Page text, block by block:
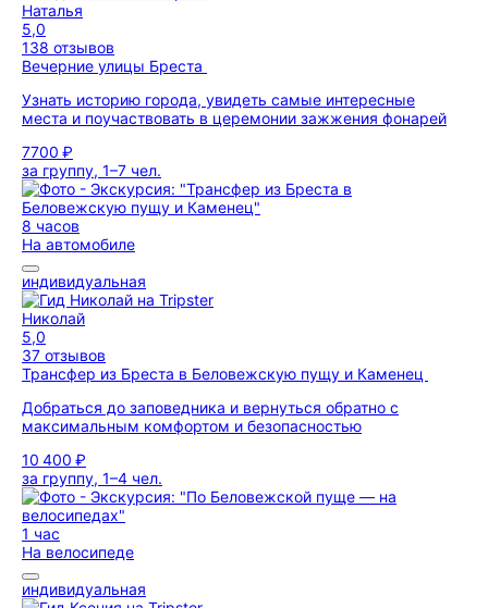
Наталья
5,0
138 отзывов
Вечерние улицы Бреста
Узнать историю города, увидеть самые интересные
места и поучаствовать в церемонии зажжения фонарей
7700 ₽
за группу, 1–7 чел.
8 часов
На автомобиле
индивидуальная
Николай
5,0
37 отзывов
Трансфер из Бреста в Беловежскую пущу и Каменец
Добраться до заповедника и вернуться обратно с
максимальным комфортом и безопасностью
10 400 ₽
за группу, 1–4 чел.
1 час
На велосипеде
индивидуальная